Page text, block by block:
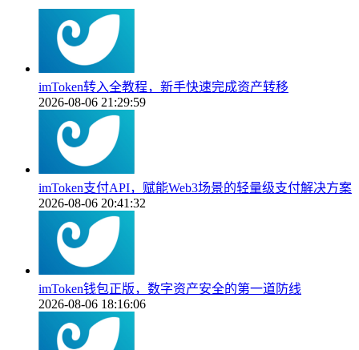
imToken转入全教程，新手快速完成资产转移
2026-08-06 21:29:59
imToken支付API，赋能Web3场景的轻量级支付解决方案
2026-08-06 20:41:32
imToken钱包正版，数字资产安全的第一道防线
2026-08-06 18:16:06